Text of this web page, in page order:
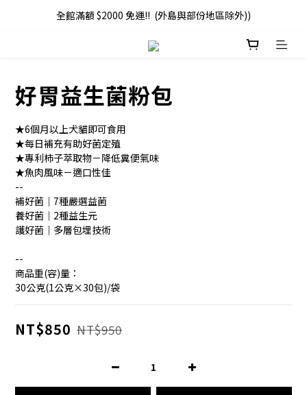
全館滿額 $2000 免運!!  (外島與部份地區除外))
好胃益生菌粉包
★6個月以上犬貓即可食用
★每日補充有助好菌定殖
★專利柿子萃取物－降低糞便氣味
★魚肉風味－適口性佳
--
補好菌｜7種嚴選益菌
養好菌｜2種益生元
護好菌｜多層包埋技術
--
商品重(容)量：
30公克(1公克×30包)/袋
NT$850 NT$950